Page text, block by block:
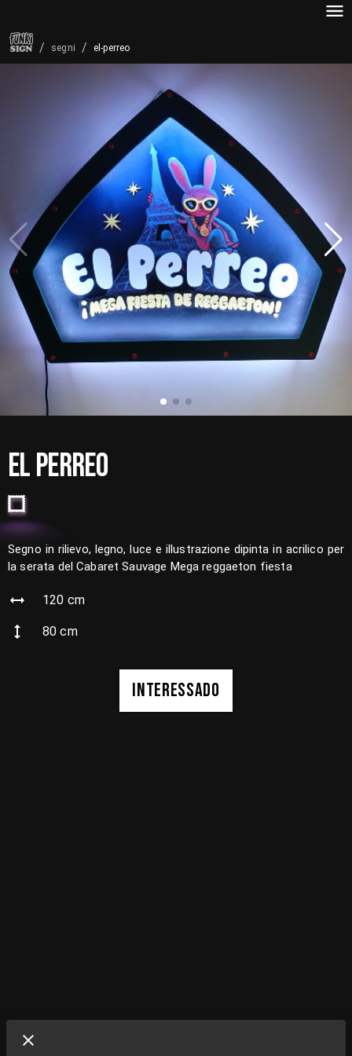
/ segni / el-perreo
EL PERREO
Segno in rilievo, legno, luce e illustrazione dipinta in acrilico per
la serata del Cabaret Sauvage Mega reggaeton fiesta
120 cm
80 cm
INTERESSADO